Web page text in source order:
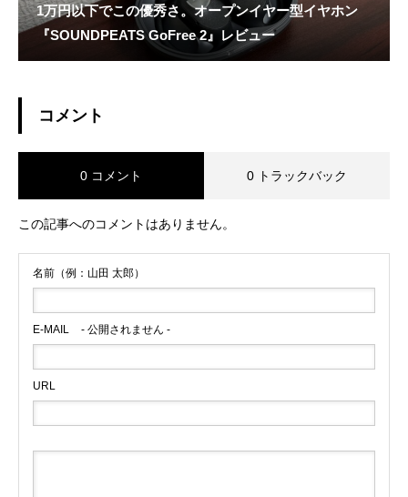
1万円以下でこの優秀さ。オープンイヤー型イヤホン
『SOUNDPEATS GoFree 2』レビュー
コメント
0 コメント 0 トラックバック
この記事へのコメントはありません。
名前（例：山田 太郎）
E-MAIL - 公開されません -
URL